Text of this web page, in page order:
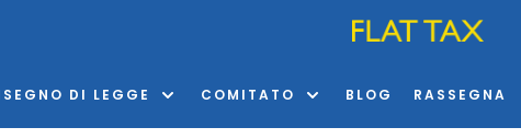
DI LEGGE COMITATO BLOG RASSEGNA